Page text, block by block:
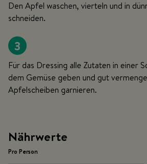
Den Apfel waschen, vierteln und in
schneiden.
3
Für das Dressing alle Zutaten in einer
dem Gemüse geben und gut
Apfelscheiben garnieren.
Nährwerte
Pro Person